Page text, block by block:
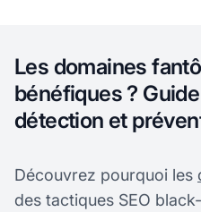
Les domaines
bénéfiques ?
détection et
Découvrez pourquoi les
des tactiques SEO